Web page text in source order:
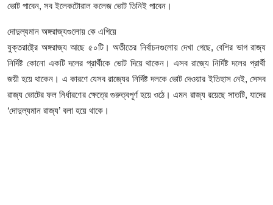
ভোট পাবেন, সব ইলেকটোরাল কলেজ ভোট তিনিই পাবেন।
দোদুল্যমান অঙ্গরাজ্যগুলোয় কে এগিয়ে
যুক্তরাষ্ট্রে অঙ্গরাজ্য আছে ৫০টি। অতীতের নির্বাচনগুলোয় দেখা গেছে, বেশির ভাগ রাজ্য
নির্দিষ্ট কোনো একটি দলের প্রার্থীকে ভোট দিয়ে থাকেন। এসব রাজ্যে নির্দিষ্ট দলের প্রার্থী
জয়ী হয়ে থাকেন। এ কারণে যেসব রাজ্যের নির্দিষ্ট দলকে ভোট দেওয়ার ইতিহাস নেই, সেসব
রাজ্য ভোটের ফল নির্ধারণের ক্ষেত্রে গুরুত্বপূর্ণ হয়ে ওঠে। এমন রাজ্য রয়েছে সাতটি, যাদের
‘দোদুল্যমান রাজ্য’ বলা হয়ে থাকে।